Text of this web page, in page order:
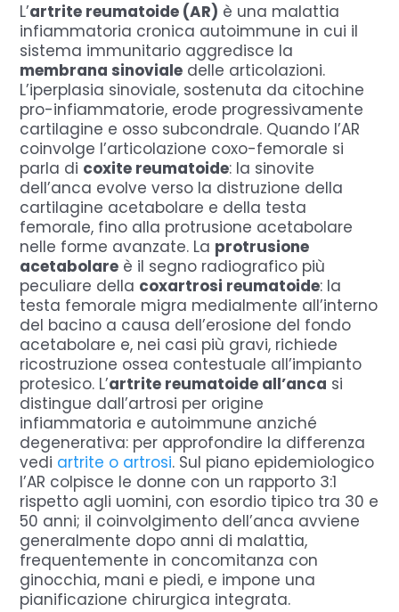
L’artrite reumatoide (AR) è una malattia
infiammatoria cronica autoimmune in cui il
sistema immunitario aggredisce la
membrana sinoviale delle articolazioni.
L’iperplasia sinoviale, sostenuta da citochine
pro-infiammatorie, erode progressivamente
cartilagine e osso subcondrale. Quando l’AR
coinvolge l’articolazione coxo-femorale si
parla di coxite reumatoide: la sinovite
dell’anca evolve verso la distruzione della
cartilagine acetabolare e della testa
femorale, fino alla protrusione acetabolare
nelle forme avanzate. La protrusione
acetabolare è il segno radiografico più
peculiare della coxartrosi reumatoide: la
testa femorale migra medialmente all’interno
del bacino a causa dell’erosione del fondo
acetabolare e, nei casi più gravi, richiede
ricostruzione ossea contestuale all’impianto
protesico. L’artrite reumatoide all’anca si
distingue dall’artrosi per origine
infiammatoria e autoimmune anziché
degenerativa: per approfondire la differenza
vedi artrite o artrosi. Sul piano epidemiologico
l’AR colpisce le donne con un rapporto 3:1
rispetto agli uomini, con esordio tipico tra 30 e
50 anni; il coinvolgimento dell’anca avviene
generalmente dopo anni di malattia,
frequentemente in concomitanza con
ginocchia, mani e piedi, e impone una
pianificazione chirurgica integrata.